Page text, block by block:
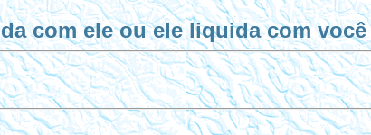
com ele ou ele liquida com você